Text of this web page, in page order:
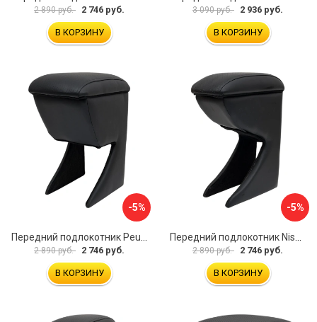
2 890 руб. 2 746 руб.
В КОРЗИНУ
3 090 руб. 2 936 руб.
В КОРЗИНУ
-5%
Передний подлокотник Peugeot 107 2006-2011 AVTOLIDER1 PP-Peugeot-107-01
2 890 руб. 2 746 руб.
В КОРЗИНУ
-5%
Передний подлокотник Nissan Almera 2013- AVTOLIDER1 PP-Nissan-Almera-13-01
2 890 руб. 2 746 руб.
В КОРЗИНУ